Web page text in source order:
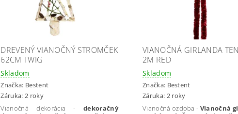
DREVENÝ VIANOČNÝ STROMČEK
62CM TWIG
Skladom
Značka: Bestent
Záruka: 2 roky
Vianočná dekorácia -dekoračný
VIANOČNÁ GIRLANDA
2M RED
Skladom
Značka: Bestent
Záruka: 2 roky
Vianočná ozdoba - Vianočná